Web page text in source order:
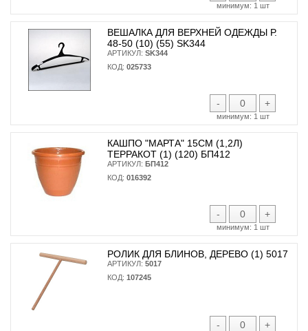
минимум: 1 шт
ВЕШАЛКА ДЛЯ ВЕРХНЕЙ ОДЕЖДЫ Р.
48-50 (10) (55) SK344
АРТИКУЛ: SK344
КОД: 025733
- +
минимум: 1 шт
КАШПО "МАРТА" 15СМ (1,2Л)
ТЕРРАКОТ (1) (120) БП412
АРТИКУЛ: БП412
КОД: 016392
- +
минимум: 1 шт
РОЛИК ДЛЯ БЛИНОВ, ДЕРЕВО (1) 5017
АРТИКУЛ: 5017
КОД: 107245
- +